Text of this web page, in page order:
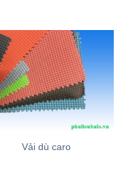
Vải dù caro